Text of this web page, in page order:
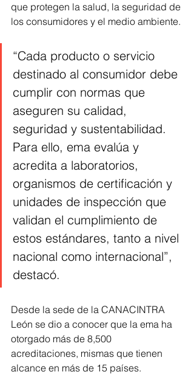
que protegen la salud, la seguridad de
los consumidores y el medio ambiente.
“Cada producto o servicio
destinado al consumidor debe
cumplir con normas que
aseguren su calidad,
seguridad y sustentabilidad.
Para ello, ema evalúa y
acredita a laboratorios,
organismos de certificación y
unidades de inspección que
validan el cumplimiento de
estos estándares, tanto a nivel
nacional como internacional”,
destacó.
Desde la sede de la CANACINTRA
León se dio a conocer que la ema ha
otorgado más de 8,500
acreditaciones, mismas que tienen
alcance en más de 15 países.